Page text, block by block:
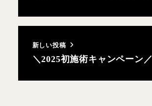
新しい投稿
＼2025初施術キャンペーン／